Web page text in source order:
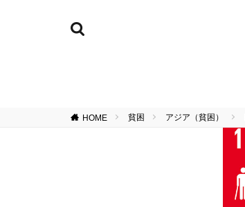
HOME 貧困 アジア（貧困）